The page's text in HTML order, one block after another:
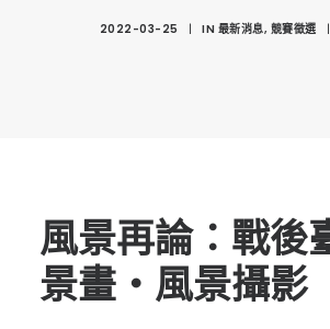
創意科技與藝術跨域學分學程
表單下載
招生資訊
高中生專區
2022-03-25 | IN 最新消息, 競賽徵選 |
風景再論：戰後
景畫‧風景攝影